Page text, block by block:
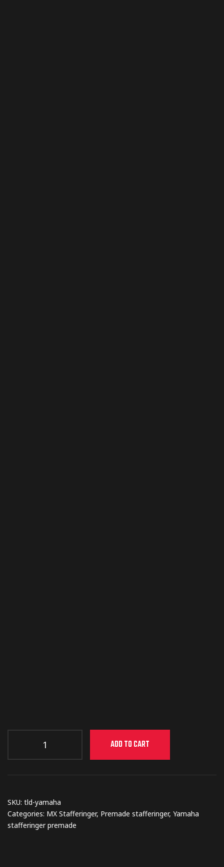
ADD TO CART
SKU: tld-yamaha
Categories: MX Stafferinger, Premade stafferinger, Yamaha
stafferinger premade